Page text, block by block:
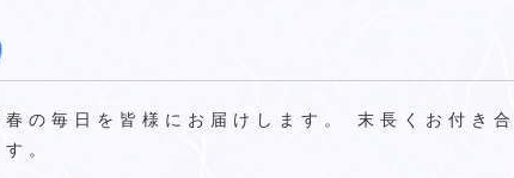
の毎日を皆様にお届けします。 末長くお付き合
。